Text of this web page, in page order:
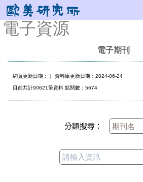
電子資源
電子期刊
網頁更新日期： ｜ 資料庫更新日期：2024-06-24
目前共計90621筆資料 點閱數：5674
分類搜尋：